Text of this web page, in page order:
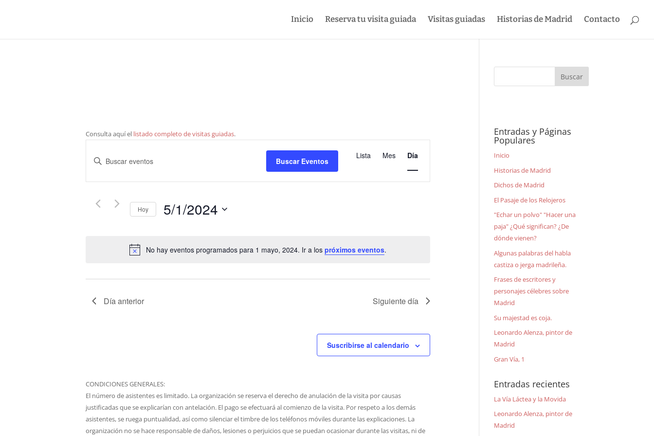
Inicio Reserva tu visita guiada Visitas guiadas Historias de Madrid Contacto
Consulta aquí el listado completo de visitas guiadas.
Aviso
No hay eventos programados para 1 mayo, 2024. Ir a lospróximos eventos.
Navegación
de
y
vistas
de
Eventos
Introduce
palabra
Busca
Buscar Eventos
Navegación
de
vistas
Lista Mes Día
Hoy 5/1/2024
Día anterior Siguiente día
Suscribirse al calendario
CONDICIONES GENERALES:
El número de asistentes es limitado. La organización se reserva el derecho de anulación de la visita por causas
justificadas que se explicarían con antelación. El pago se efectuará al comienzo de la visita. Por respeto a los demás
asistentes, se ruega puntualidad, así como silenciar el timbre de los teléfonos móviles durante las explicaciones. La
organización no se hace responsable de daños, lesiones o perjuicios que se puedan ocasionar durante las visitas, ni de
Entradas y Páginas
Populares
Inicio
Historias de Madrid
Dichos de Madrid
El Pasaje de los Relojeros
"Echar un polvo" "Hacer una
paja" ¿Qué significan? ¿De
dónde vienen?
Algunas palabras del habla
castiza o jerga madrileña.
Frases de escritores y
personajes célebres sobre
Madrid
Su majestad es coja.
Leonardo Alenza, pintor de
Madrid
Gran Vía, 1
Entradas recientes
La Vía Láctea y la Movida
Leonardo Alenza, pintor de
Madrid